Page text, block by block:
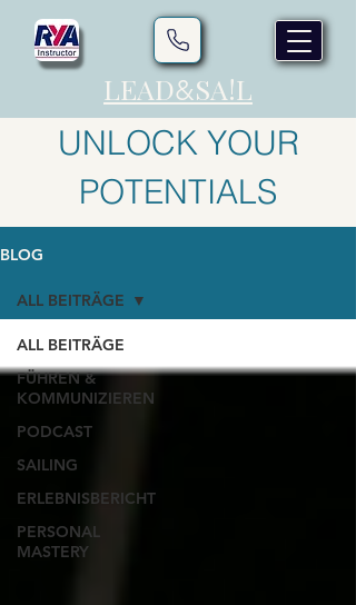
LEAD&SA!L
UNLOCK YOUR
POTENTIALS
BLOG
ALL BEITRÄGE
FÜHREN &
KOMMUNIZIEREN
PODCAST
SAILING
ERLEBNISBERICHT
PERSONAL
MASTERY
ALL BEITRÄGE